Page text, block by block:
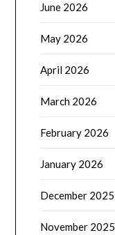
June 2026
May 2026
April 2026
March 2026
February 2026
January 2026
December 2025
November 2025